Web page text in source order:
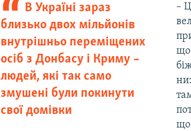
В Україні зараз
близько двох мільйонів
внутрішньо переміщених
осіб з Донбасу і Криму –
людей, які так само
змушені були покинути
свої домівки
–
що
що